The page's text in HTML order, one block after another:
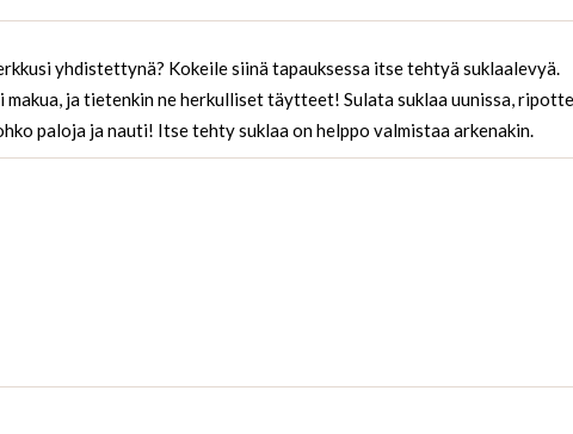
yhdistettynä? Kokeile siinä tapauksessa itse tehtyä suklaalevyä.
makua, ja tietenkin ne herkulliset täytteet! Sulata suklaa uunissa,
paloja ja nauti! Itse tehty suklaa on helppo valmistaa arkenakin.